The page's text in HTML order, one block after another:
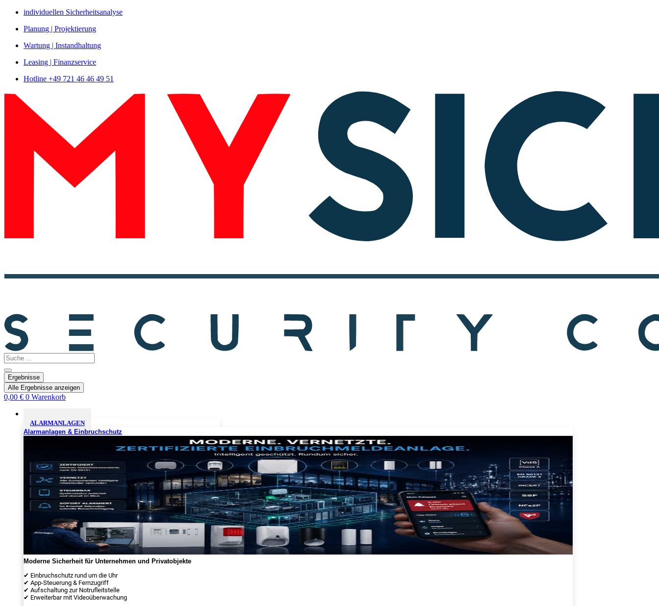
Zum
springen
individuellen Sicherheitsanalyse
Planung | Projektierung
Wartung | Instandhaltung
Leasing | Finanzservice
Hotline +49 721 46 46 49 51
Search
...
Ergebnisse
Alle Ergebnisse anzeigen
0,00 € 0 Warenkorb
ALARMANLAGEN
Alarmanlagen & Einbruchschutz
Moderne Sicherheit für Unternehmen und Privatobjekte
✔ Einbruchschutz rund um die Uhr
✔ App-Steuerung & Fernzugriff
✔ Aufschaltung zur Notrufleitstelle
✔ Erweiterbar mit Videoüberwachung